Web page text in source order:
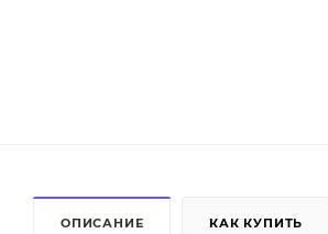
ОПИСАНИЕ КАК КУПИТЬ